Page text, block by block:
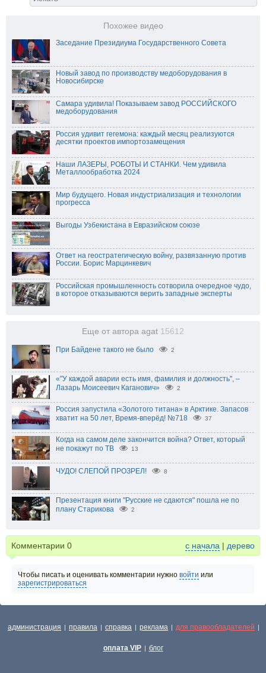
Похожее видео
Заседание Президиума Государственного Совета
Новый завод по производству медоборудования в
Новосибирске
Самара удивила! Показываем завод РОССИЙСКОГО
медоборудования
Россия удивит гегемона: каждый месяц реализуются
десятки проектов импортозамещения
Наши ЛАЗЕРЫ, РОБОТЫ И СТАНКИ. Чем удивила
Металлообработка 2024
Мир будущего. Новая индустриализация и технологии
прогресса
Выгоды Узбекистана в Евразийском союзе
Ответ на геостратегическую войну, развязанную против
России. Борис Марцинкевич
Российская промышленность сотворила очередное чудо,
в которое отказываются верить западные эксперты
Еще от автора agat 15612
При Байдене такого не было 2
«"У каждой аварии есть имя, фамилия и должность", –
Лазарь Моисеевич Каганович»
2
Россия запустила «Золотого титана» в Арктике. Запасов
хватит на 50 лет, Время-вперёд! №718
37
Когда на самом деле закончится война? Ответ, который
не покажут по ТВ
13
ЧУДО! СЛЕПОЙ ПРОЗРЕЛ! 8
Презентация книги "Русские не сдаются" пошла не по
плану Старикова
2
Комментарии 0 с начала | дерево
Чтобы писать и оценивать комментарии нужно войти или
зарегистрироваться
администрация | правила | справка | реклама | для правообладателей |
оплата VIP | блог